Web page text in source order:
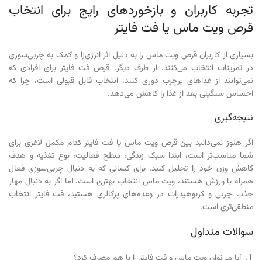
تجربه کاربران و بازخوردهای رایج برای انتخاب
قرص ویت ماس یا فت فایتر
بسیاری از کاربران قرص ویت ماس را به دلیل اثر انرژی‌زا و کمک به چربی‌سوزی
در تمرینات انتخاب می‌کنند. از طرف دیگر، قرص فت فایتر برای افرادی که
نمی‌توانند از غذاهای پرچرب دوری کنند، انتخاب قابل قبولی است، چرا که
احساس سنگینی بعد از غذا را کاهش می‌دهد.
نتیجه‌گیری
اگر هنوز نمی‌دانید بین قرص ویت ماس یا فت فایتر کدام مکمل لاغری برای
شما مناسب‌تر است، ابتدا سبک زندگی، سطح فعالیت، نوع تغذیه و هدف
کاهش وزن خود را تحلیل کنید. برای کسانی که به دنبال چربی‌سوزی فعال
همراه با ورزش هستند، ویت ماس انتخاب بهتری است. اما اگر به دنبال مهار
جذب چربی و کربوهیدرات در وعده‌های پرکالری هستید، فت فایتر انتخاب
منطقی‌تری است.
سوالات متداول